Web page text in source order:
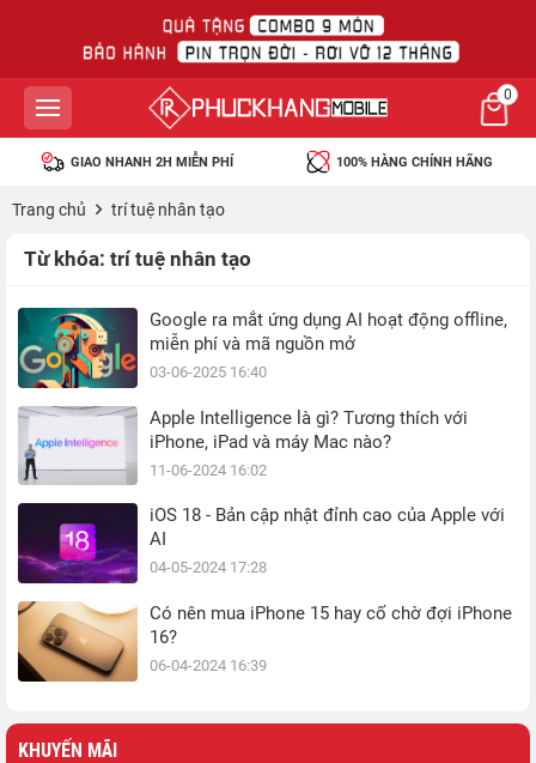
0
GIAO NHANH 2H MIỄN PHÍ 100% HÀNG CHÍNH HÃNG
Trang chủ trí tuệ nhân tạo
Từ khóa: trí tuệ nhân tạo
Google ra mắt ứng dụng AI hoạt động offline,
miễn phí và mã nguồn mở
03-06-2025 16:40
Apple Intelligence là gì? Tương thích với
iPhone, iPad và máy Mac nào?
11-06-2024 16:02
iOS 18 - Bản cập nhật đỉnh cao của Apple với
AI
04-05-2024 17:28
Có nên mua iPhone 15 hay cố chờ đợi iPhone
16?
06-04-2024 16:39
KHUYẾN MÃI